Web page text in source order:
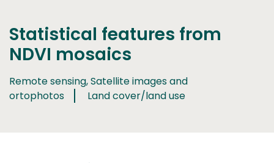
Statistical features from
NDVI mosaics
Remote sensing, Satellite images and
ortophotos
Land cover/land use